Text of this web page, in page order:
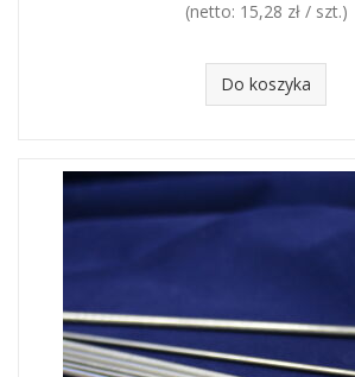
(netto: 15,28 zł / szt.)
Do koszyka